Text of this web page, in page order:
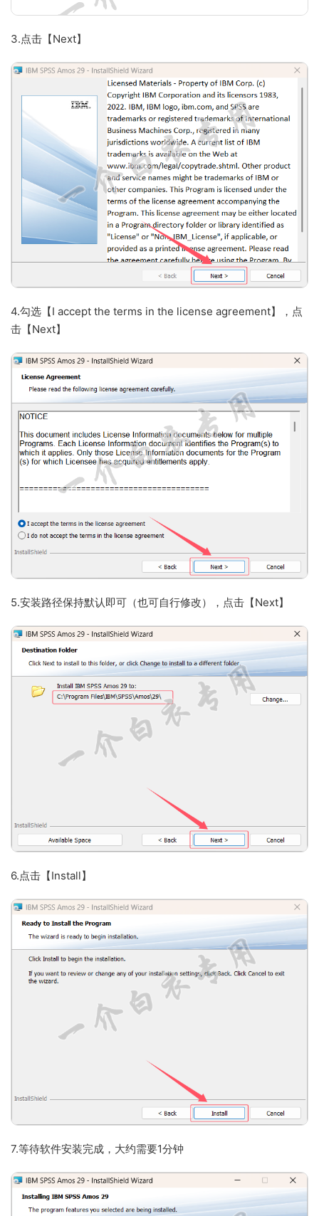
3.点击【Next】
4.勾选【I accept the terms in the license agreement】，点
击【Next】
5.安装路径保持默认即可（也可自行修改），点击【Next】
6.点击【Install】
7.等待软件安装完成，大约需要1分钟